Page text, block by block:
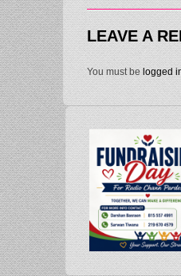
LEAVE A
You must be logged